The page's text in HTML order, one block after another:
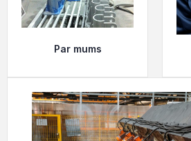
Par mums